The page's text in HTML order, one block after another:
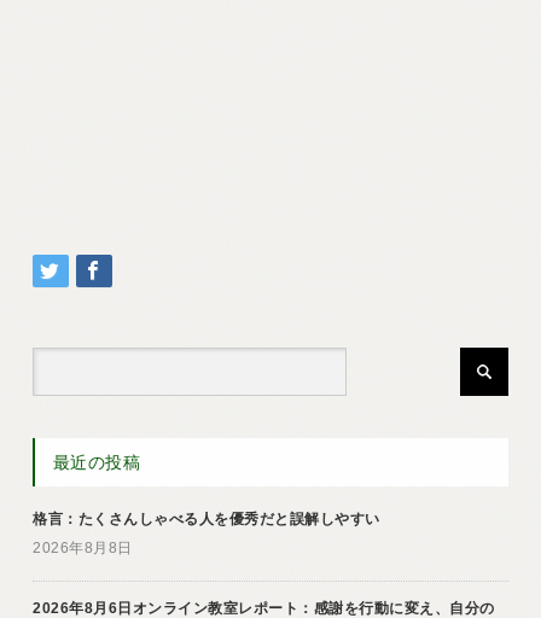
最近の投稿
格言：たくさんしゃべる人を優秀だと誤解しやすい
2026年8月8日
2026年8月6日オンライン教室レポート：感謝を行動に変え、自分の